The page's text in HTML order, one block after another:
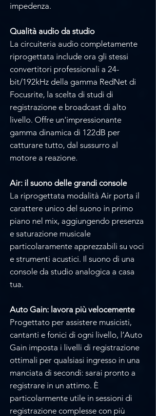
impedenza.
Qualità audio da studio
La circuiteria audio completamente
riprogettata include ora gli stessi
convertitori professionali a 24-
bit/192kHz della gamma RedNet di
Focusrite, la scelta di studi di
registrazione e broadcast di alto
livello. Offre un'impressionante
gamma dinamica di 122dB per
catturare tutto, dal sussurro al
motore a reazione.
Air: il suono delle grandi console
La riprogettata modalità Air porta il
carattere unico del suono in primo
piano nel mix, aggiungendo presenza
e saturazione musicale
particolaramente apprezzabili su voci
e strumenti acustici. Il suono di una
console da studio analogica a casa
tua.
Auto Gain: lavora più velocemente
Progettato per assistere musicisti,
cantanti e fonici di ogni livello, l’Auto
Gain imposta i livelli di registrazione
ottimali per qualsiasi ingresso in una
manciata di secondi: sarai pronto a
registrare in un attimo. È
particolarmente utile in sessioni di
registrazione complesse con più